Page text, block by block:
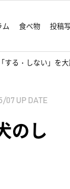
ム 食べ物 投稿
する・しない」を
07 UP DATE
のし